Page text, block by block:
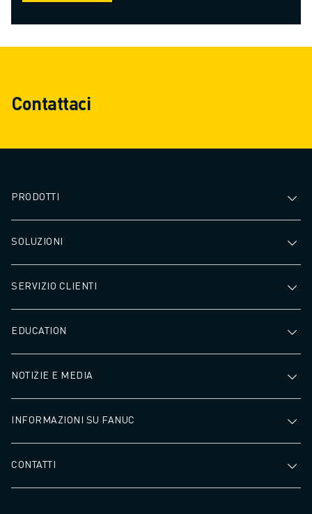
Contattaci
PRODOTTI
SOLUZIONI
SERVIZIO CLIENTI
EDUCATION
NOTIZIE E MEDIA
INFORMAZIONI SU FANUC
CONTATTI